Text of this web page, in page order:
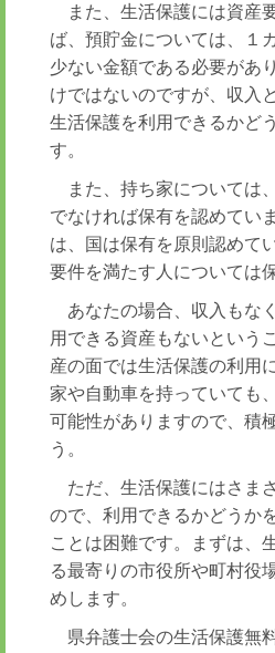
また、生活保護には資産
ば、預貯金については、１
少ない金額である必要があ
けではないのですが、収入
生活保護を利用できるかど
す。
また、持ち家については
でなければ保有を認めてい
は、国は保有を原則認めて
要件を満たす人については
あなたの場合、収入もな
用できる資産もないという
産の面では生活保護の利用
家や自動車を持っていても
可能性がありますので、積
う。
ただ、生活保護にはさま
ので、利用できるかどうか
ことは困難です。まずは、
る最寄りの市役所や町村役
めします。
県弁護士会の生活保護無